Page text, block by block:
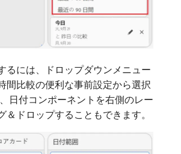
るには、ドロップダウンメニュー
間比較の便利な事前設定から選択
日付コンポーネントを右側のレー
＆ドロップすることもできます。